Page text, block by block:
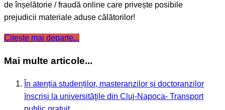
de înșelătorie / fraudă online care privește posibile
prejudicii materiale aduse călătorilor!
Citește mai departe...
Mai multe articole...
În atenția studenților, masteranzilor și doctoranzilor
ȋnscriși la universităţile din Cluj-Napoca- Transport